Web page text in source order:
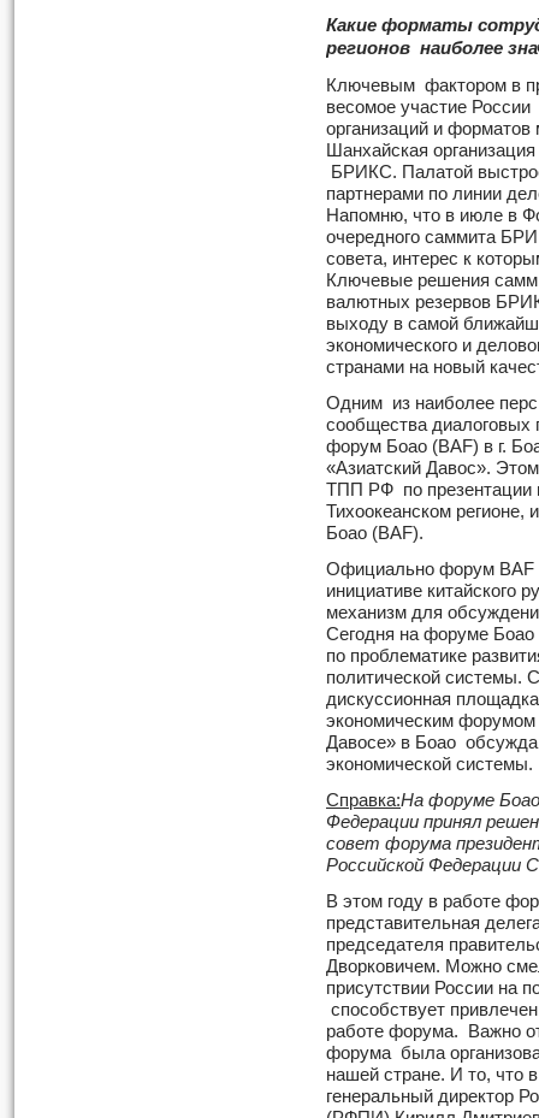
Какие форматы
регионов наиболее
Ключевым фактором в
весомое участие
организаций и форматов
Шанхайская
БРИКС. Палатой
партнерами по линии
Напомню, что в июле в
очередного саммита
совета, интерес к
Ключевые решения
валютных резервов
выходу в самой
экономического и
странами на новый
Одним из наиболее
сообщества диалоговых
форум Боао (BAF) в г.
«Азиатский Давос».
ТПП РФ по презентации
Тихоокеанском регионе,
Боао (BAF).
Официально форум BAF
инициативе китайского
механизм для
Сегодня на форуме Боао
по проблематике
политической системы.
дискуссионная
экономическим
Давосе» в Боао
экономической системы.
Справка:На форуме Боао
Федерации принял
совет форума
Российской Федерации
В этом году в работе
представительная
председателя
Дворковичем. Можно
присутствии России на
способствует
работе форума. Важно
форума была
нашей стране. И то, что
генеральный директор